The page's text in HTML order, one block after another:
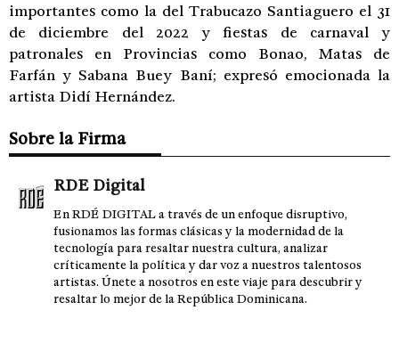
importantes como la del Trabucazo Santiaguero el 31
de diciembre del 2022 y fiestas de carnaval y
patronales en Provincias como Bonao, Matas de
Farfán y Sabana Buey Baní; expresó emocionada la
artista Didí Hernández.
Sobre la Firma
RDE Digital
En RDÉ DIGITAL a través de un enfoque disruptivo,
fusionamos las formas clásicas y la modernidad de la
tecnología para resaltar nuestra cultura, analizar
críticamente la política y dar voz a nuestros talentosos
artistas. Únete a nosotros en este viaje para descubrir y
resaltar lo mejor de la República Dominicana.